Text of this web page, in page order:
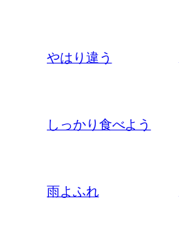
やはり違う
しっかり食べよう
雨よふれ